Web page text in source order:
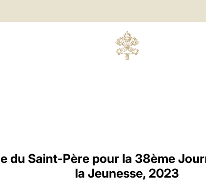
du Saint-Père pour la 38ème
la Jeunesse, 2023